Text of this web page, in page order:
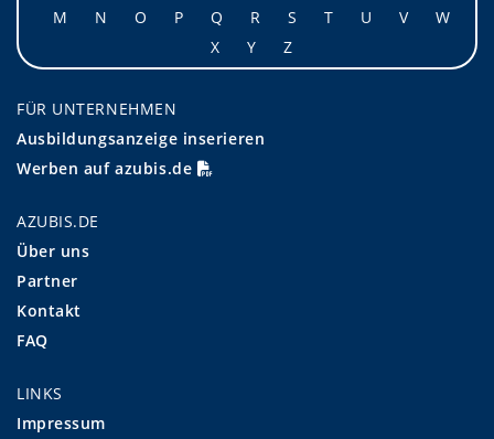
M
N O P Q R S T U V
W
X
Y Z
FÜR UNTERNEHMEN
Ausbildungsanzeige inserieren
Werben auf azubis.de
AZUBIS.DE
Über uns
Partner
Kontakt
FAQ
LINKS
Impressum